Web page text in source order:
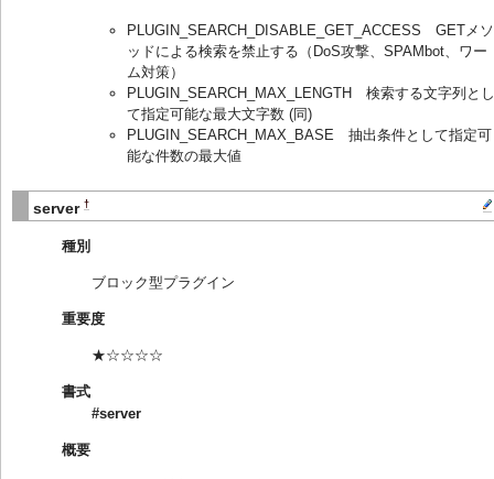
PLUGIN_SEARCH_DISABLE_GET_ACCESS GETメソ
ッドによる検索を禁止する（DoS攻撃、SPAMbot、ワー
ム対策）
PLUGIN_SEARCH_MAX_LENGTH 検索する文字列とし
て指定可能な最大文字数 (同)
PLUGIN_SEARCH_MAX_BASE 抽出条件として指定可
能な件数の最大値
server †
種別
ブロック型プラグイン
重要度
★☆☆☆☆
書式
#server
概要